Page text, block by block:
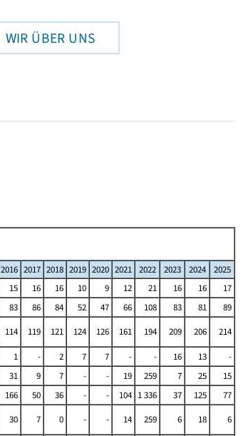
WIR ÜBER UNS
2016 2017 2018 2019 2020 2021 2022 2023 2024
2025
15 16 16 10 9 12 21 16 16
17
83 86 84 52 47 66 108 83 81
89
114 119 121 124 126 161 194 209 206
214
1 - 2 7 7 - - 16 13
-
31 9 7 - - 19 259 7 25
15
166 50 36 - - 104 1 336 37 125
77
30 7 0 - - 14 259 6 18
6